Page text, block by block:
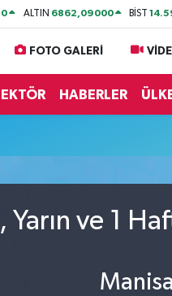
ALTIN 6862,09000 BİST
FOTO GALERİ
HABERLER
ve 1
Manisa